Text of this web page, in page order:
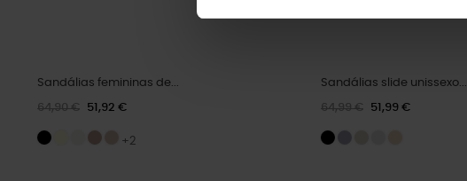
Sandálias femininas de...
64,90 € 51,92 €
+2
Sandálias slide unissexo...
64,99 € 51,99 €